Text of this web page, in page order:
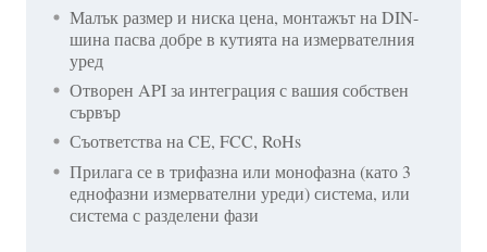
Малък размер и ниска цена, монтажът на DIN-
шина пасва добре в кутията на измервателния
уред
Отворен API за интеграция с вашия собствен
сървър
Съответства на CE, FCC, RoHs
Прилага се в трифазна или монофазна (като 3
еднофазни измервателни уреди) система, или
система с разделени фази